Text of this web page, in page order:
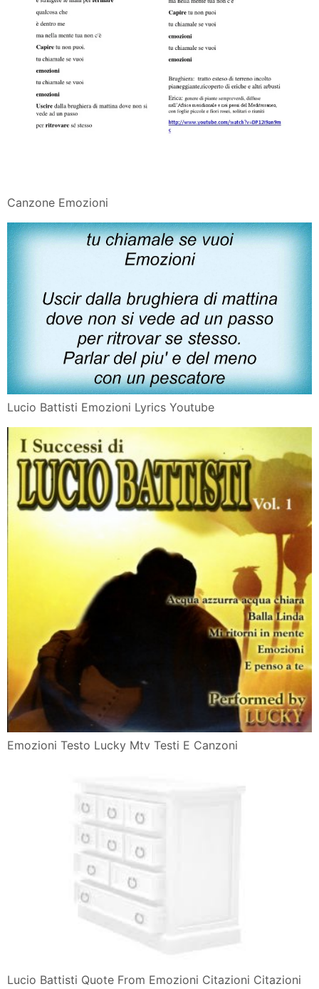
Canzone Emozioni
Lucio Battisti Emozioni Lyrics Youtube
Emozioni Testo Lucky Mtv Testi E Canzoni
Lucio Battisti Quote From Emozioni Citazioni Citazioni